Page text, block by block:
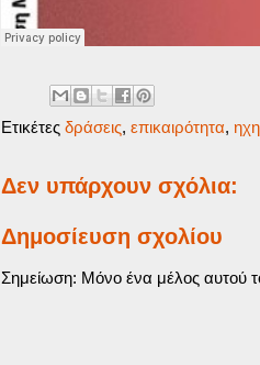
Ετικέτες δράσεις, επικαιρότητα,
Δεν υπάρχουν σχόλια:
Δημοσίευση σχολίου
Σημείωση: Μόνο ένα μέλος αυτού